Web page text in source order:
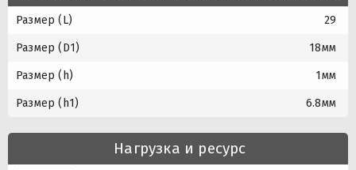
Размер (L) 29
Размер (D1) 18мм
Размер (h) 1мм
Размер (h1) 6.8мм
Нагрузка и ресурс